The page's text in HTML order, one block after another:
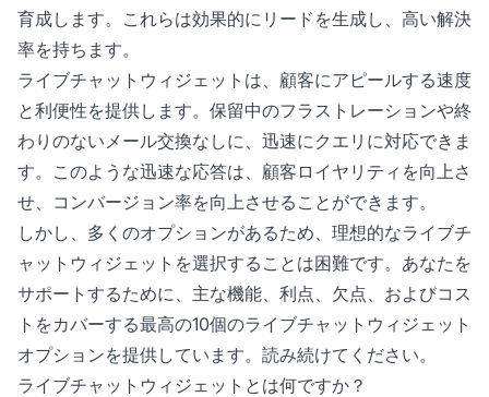
育成します。これらは効果的にリードを生成し、高い解決
率を持ちます。
ライブチャットウィジェットは、顧客にアピールする速度
と利便性を提供します。保留中のフラストレーションや終
わりのないメール交換なしに、迅速にクエリに対応できま
す。このような迅速な応答は、顧客ロイヤリティを向上さ
せ、コンバージョン率を向上させることができます。
しかし、多くのオプションがあるため、理想的なライブチ
ャットウィジェットを選択することは困難です。あなたを
サポートするために、主な機能、利点、欠点、およびコス
トをカバーする最高の10個のライブチャットウィジェット
オプションを提供しています。読み続けてください。
ライブチャットウィジェットとは何ですか？